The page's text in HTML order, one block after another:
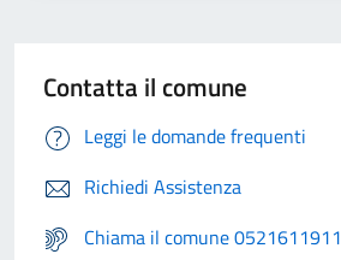
Contatta il comune
Leggi le domande frequenti
Richiedi Assistenza
Chiama il comune 0521611911